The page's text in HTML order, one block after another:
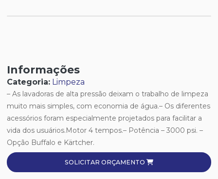
Informações
Categoria: Limpeza
– As lavadoras de alta pressão deixam o trabalho de limpeza
muito mais simples, com economia de água.– Os diferentes
acessórios foram especialmente projetados para facilitar a
vida dos usuários.Motor 4 tempos.– Potência – 3000 psi. –
Opção Buffalo e Kärtcher.
SOLICITAR ORÇAMENTO